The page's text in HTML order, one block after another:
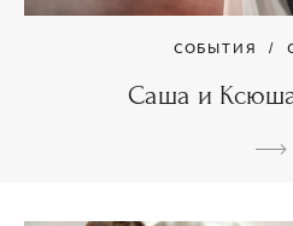
СОБЫТИЯ
Саша и